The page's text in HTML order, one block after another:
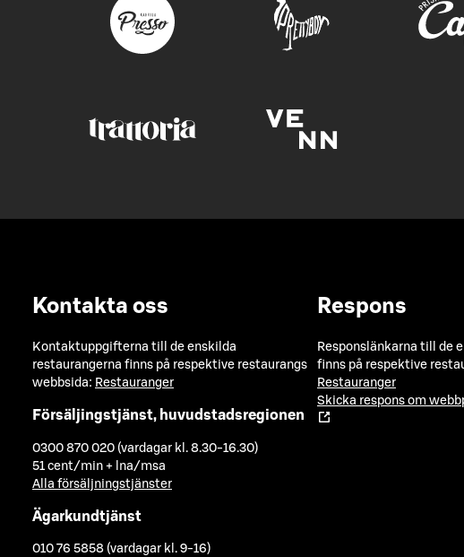
Kontakta oss
Kontaktuppgifterna till de enskilda
restaurangerna finns på respektive restaurangs
webbsida: Restauranger
Försäljingstjänst, huvudstadsregionen
0300 870 020 (vardagar kl. 8.30-16.30)
51 cent/min + lna/msa
Alla försäljningstjänster
Ägarkundtjänst
010 76 5858 (vardagar kl. 9-16)
Respons
Responslänkarna till de
finns på respektive
Restauranger
Skicka respons om